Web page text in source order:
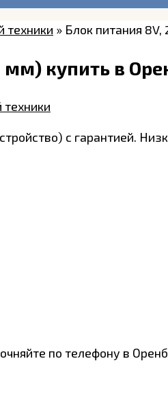
техники » Блок питания 8V,
мм) купить в
техники
с гарантией.
по телефону в